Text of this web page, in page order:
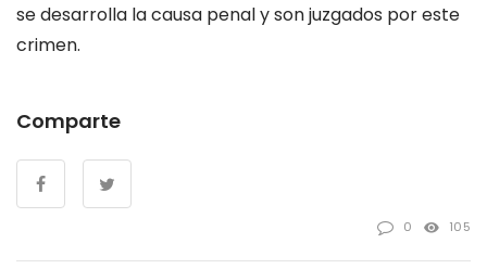
se desarrolla la causa penal y son juzgados por este
crimen.
Comparte
0 105